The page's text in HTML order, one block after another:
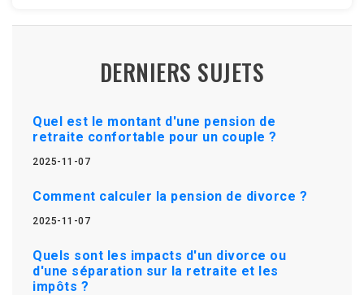
DERNIERS SUJETS
Quel est le montant d'une pension de
retraite confortable pour un couple ?
2025-11-07
Comment calculer la pension de divorce ?
2025-11-07
Quels sont les impacts d'un divorce ou
d'une séparation sur la retraite et les
impôts ?